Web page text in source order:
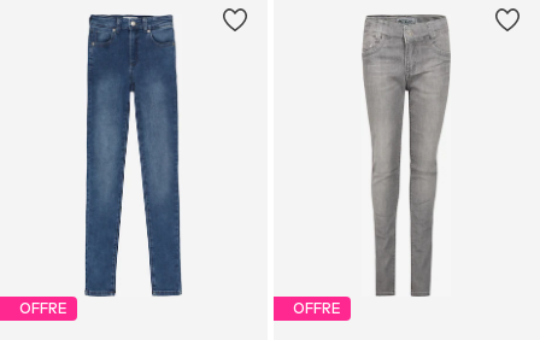
OFFRE OFFRE